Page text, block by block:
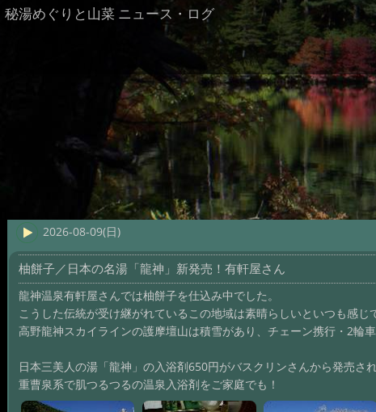
秘湯めぐりと山菜 ニュース・ログ
2026-08-09(日)
柚餅子／日本の名湯「龍神」新発売！有軒屋さん
龍神温泉有軒屋さんでは柚餅子を仕込み中でした。
こうした伝統が受け継がれているこの地域は素晴らしいといつも感じ
高野龍神スカイラインの護摩壇山は積雪があり、チェーン携行・2輪
日本三美人の湯「龍神」の入浴剤650円がバスクリンさんから発売され
重曹泉系で肌つるつるの温泉入浴剤をご家庭でも！